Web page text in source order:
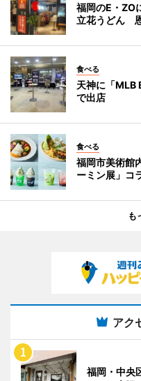
福岡のE・ZO
立花うどん
食べる
天神に「
で出店
食べる
福岡市美術館
ーミン展」コ
も
アク
福岡・中央